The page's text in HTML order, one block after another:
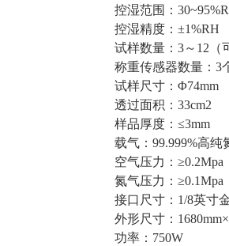
控湿范围：
控湿精度：±1%RH
试样数量：3～12（
称重传感器数量：3
试样尺寸：Φ74mm
透过面积：33cm2
样品厚度：≤3mm
载气：99.999%高纯
空气压力：≥0.2Mpa
氮气压力：≥0.1Mpa
接口尺寸：1/8英寸
外形尺寸：
功率：750W